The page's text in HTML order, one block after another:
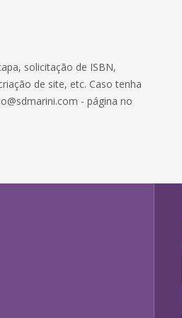
solicitação de ISBN,
de site, etc. Caso tenha
- página no